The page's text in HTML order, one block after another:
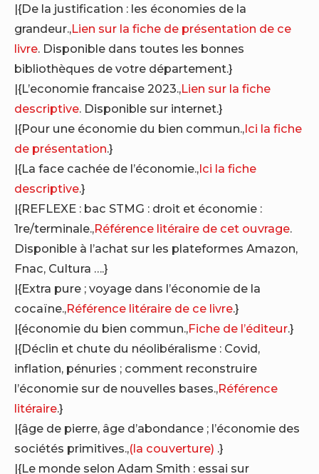
|{De la justification : les économies de la
grandeur.,Lien sur la fiche de présentation de ce
livre. Disponible dans toutes les bonnes
bibliothèques de votre département.}
|{L’economie francaise 2023.,Lien sur la fiche
descriptive. Disponible sur internet.}
|{Pour une économie du bien commun.,Ici la fiche
de présentation.}
|{La face cachée de l’économie.,Ici la fiche
descriptive.}
|{REFLEXE : bac STMG : droit et économie :
1re/terminale.,Référence litéraire de cet ouvrage.
Disponible à l’achat sur les plateformes Amazon,
Fnac, Cultura ….}
|{Extra pure ; voyage dans l’économie de la
cocaïne.,Référence litéraire de ce livre.}
|{économie du bien commun.,Fiche de l’éditeur.}
|{Déclin et chute du néolibéralisme : Covid,
inflation, pénuries ; comment reconstruire
l’économie sur de nouvelles bases.,Référence
litéraire.}
|{âge de pierre, âge d’abondance ; l’économie des
sociétés primitives.,(la couverture) .}
|{Le monde selon Adam Smith : essai sur